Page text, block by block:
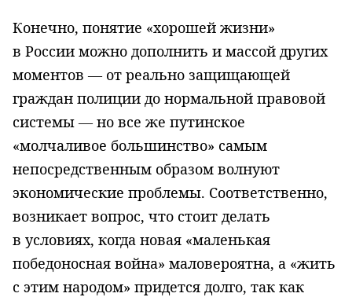
Конечно, понятие «хорошей жизни»
в России можно дополнить и массой других
моментов — от реально защищающей
граждан полиции до нормальной правовой
системы — но все же путинское
«молчаливое большинство» са­мым
непосредственным образом волнуют
экономические проблемы. Соот­ветственно,
возникает вопрос, что стоит делать
в условиях, когда новая «маленькая
победоносная война» маловероятна, а «жить
с этим наро­дом» придется долго, так как